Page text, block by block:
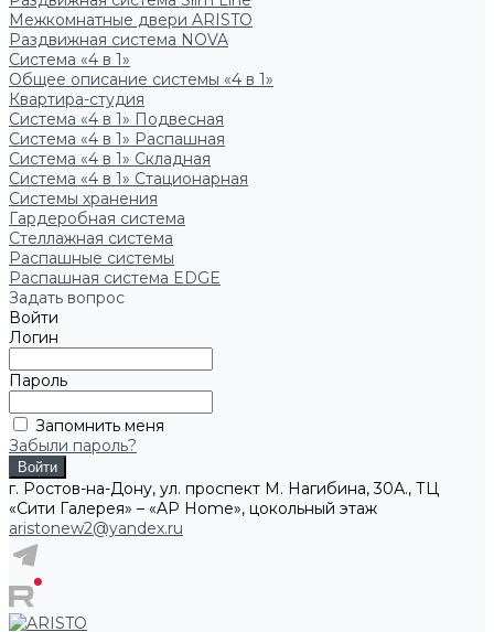
Межкомнатные двери ARISTO
Раздвижная система NOVA
Система «4 в 1»
Общее описание системы «4 в 1»
Квартира-студия
Система «4 в 1» Подвесная
Система «4 в 1» Распашная
Система «4 в 1» Складная
Система «4 в 1» Стационарная
Системы хранения
Гардеробная система
Стеллажная система
Распашные системы
Распашная система EDGE
Задать вопрос
Войти
Логин
Пароль
Запомнить меня
Забыли пароль?
г. Ростов-на-Дону, ул. проспект М. Нагибина, 30А., ТЦ
«Сити Галерея» – «AP Home», цокольный этаж
aristonew2@yandex.ru